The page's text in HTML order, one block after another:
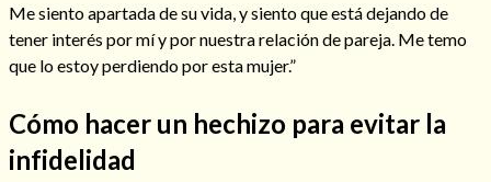
Endulzamiento
Me siento apartada de su vida, y siento que está dejando de
tener interés por mí y por nuestra relación de pareja. Me temo
que lo estoy perdiendo por esta mujer.”
Cómo hacer un hechizo para evitar la
infidelidad